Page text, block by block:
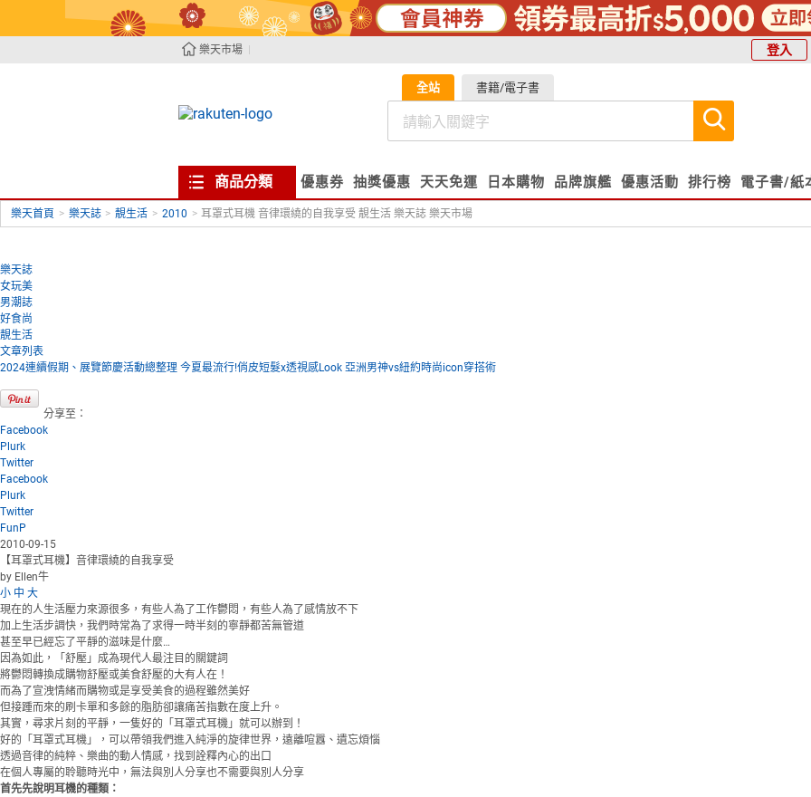
樂天市場 登入
全站 書籍/電子書
商品分類 優惠券 抽獎優惠 天天免運 日本購物 品牌旗艦 優惠活動 排行榜 電子書/紙
樂天首頁 > 樂天誌 > 靚生活 > 2010 > 耳罩式耳機 音律環繞的自我享受 靚生活 樂天誌 樂天市場
樂天誌
女玩美
男潮誌
好食尚
靚生活
文章列表
2024連續假期、展覽節慶活動總整理 今夏最流行!俏皮短髮x透視感Look 亞洲男神vs紐約時尚icon穿搭術
分享至：
Facebook
Plurk
Twitter
Facebook
Plurk
Twitter
FunP
2010-09-15
【耳罩式耳機】音律環繞的自我享受
by Ellen牛
小 中 大
現在的人生活壓力來源很多，有些人為了工作鬱悶，有些人為了感情放不下
加上生活步調快，我們時常為了求得一時半刻的寧靜都苦無管道
甚至早已經忘了平靜的滋味是什麼…
因為如此，「舒壓」成為現代人最注目的關鍵詞
將鬱悶轉換成購物舒壓或美食舒壓的大有人在！
而為了宣洩情緒而購物或是享受美食的過程雖然美好
但接踵而來的刷卡單和多餘的脂肪卻讓痛苦指數在度上升。
其實，尋求片刻的平靜，一隻好的「耳罩式耳機」就可以辦到！
好的「耳罩式耳機」，可以帶領我們進入純淨的旋律世界，遠離喧囂、遺忘煩惱
透過音律的純粹、樂曲的動人情感，找到詮釋內心的出口
在個人專屬的聆聽時光中，無法與別人分享也不需要與別人分享
首先先說明耳機的種類：